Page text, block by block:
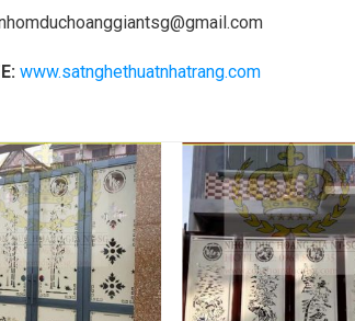
www.satnghethuatnhatrang.com